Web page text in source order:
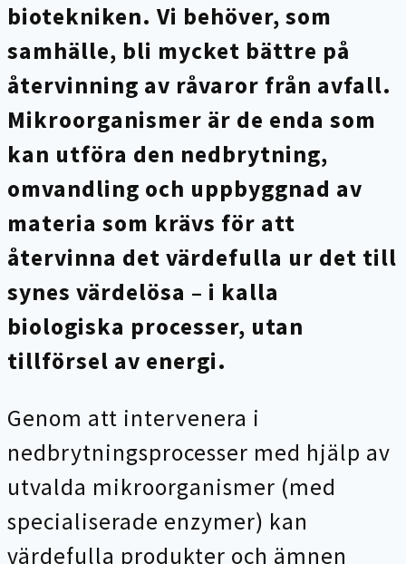
biotekniken. Vi behöver, som
samhälle, bli mycket bättre på
återvinning av råvaror från avfall.
Mikroorganismer är de enda som
kan utföra den nedbrytning,
omvandling och uppbyggnad av
materia som krävs för att
återvinna det värdefulla ur det till
synes värdelösa – i kalla
biologiska processer, utan
tillförsel av energi.
Genom att intervenera i
nedbrytningsprocesser med hjälp av
utvalda mikroorganismer (med
specialiserade enzymer) kan
värdefulla produkter och ämnen